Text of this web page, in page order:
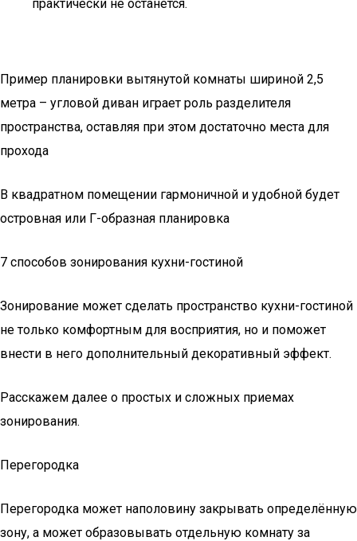
практически не останется.
Пример планировки вытянутой комнаты шириной 2,5
метра – угловой диван играет роль разделителя
пространства, оставляя при этом достаточно места для
прохода
В квадратном помещении гармоничной и удобной будет
островная или Г-образная планировка
7 способов зонирования кухни-гостиной
Зонирование может сделать пространство кухни-гостиной
не только комфортным для восприятия, но и поможет
внести в него дополнительный декоративный эффект.
Расскажем далее о простых и сложных приемах
зонирования.
Перегородка
Перегородка может наполовину закрывать определённую
зону, а может образовывать отдельную комнату за